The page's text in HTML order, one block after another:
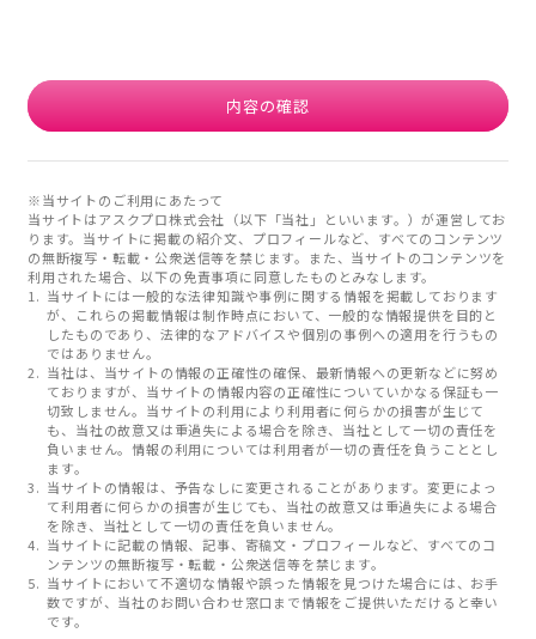
内容の確認
※当サイトのご利用にあたって
当サイトはアスクプロ株式会社（以下「当社」といいます。）が運営してお
ります。当サイトに掲載の紹介文、プロフィールなど、すべてのコンテンツ
の無断複写・転載・公衆送信等を禁じます。また、当サイトのコンテンツを
利用された場合、以下の免責事項に同意したものとみなします。
当サイトには一般的な法律知識や事例に関する情報を掲載しております
が、これらの掲載情報は制作時点において、一般的な情報提供を目的と
したものであり、法律的なアドバイスや個別の事例への適用を行うもの
ではありません。
当社は、当サイトの情報の正確性の確保、最新情報への更新などに努め
ておりますが、当サイトの情報内容の正確性についていかなる保証も一
切致しません。当サイトの利用により利用者に何らかの損害が生じて
も、当社の故意又は重過失による場合を除き、当社として一切の責任を
負いません。情報の利用については利用者が一切の責任を負うこととし
ます。
当サイトの情報は、予告なしに変更されることがあります。変更によっ
て利用者に何らかの損害が生じても、当社の故意又は重過失による場合
を除き、当社として一切の責任を負いません。
当サイトに記載の情報、記事、寄稿文・プロフィールなど、すべてのコ
ンテンツの無断複写・転載・公衆送信等を禁じます。
当サイトにおいて不適切な情報や誤った情報を見つけた場合には、お手
数ですが、当社のお問い合わせ窓口まで情報をご提供いただけると幸い
です。